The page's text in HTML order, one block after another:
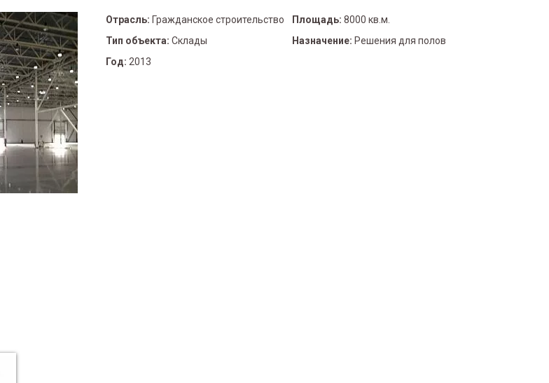
Отрасль: Гражданское строительство Площадь: 8000 кв.м.
Тип объекта: Склады Назначение: Решения для полов
Год: 2013